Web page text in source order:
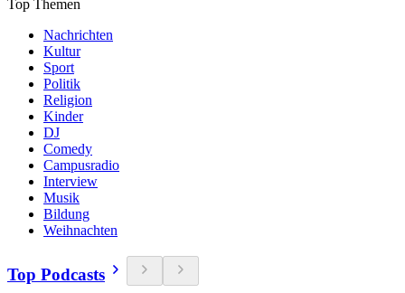
Top Themen
Nachrichten
Kultur
Sport
Politik
Religion
Kinder
DJ
Comedy
Campusradio
Interview
Musik
Bildung
Weihnachten
Top Podcasts